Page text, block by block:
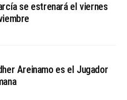
se estrenará el viernes
Areinamo es el Jugador